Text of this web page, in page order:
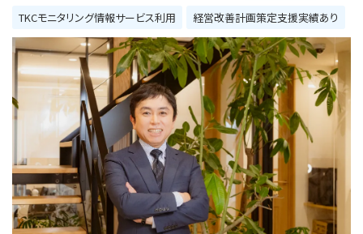
TKCモニタリング情報サービス利用
経営改善計画策定支援実績あり